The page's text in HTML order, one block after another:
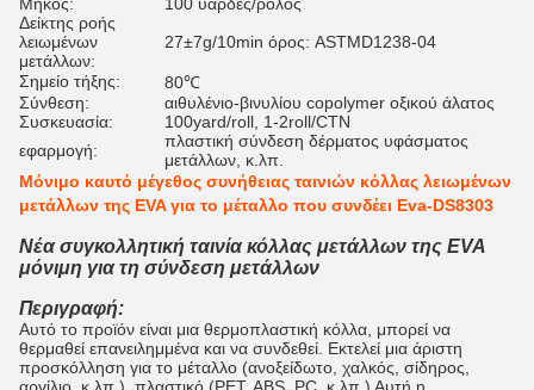
Δείκτης ροής
λειωμένων
μετάλλων:
27±7g/10min όρος: ASTMD1238-04
Σημείο τήξης:
80℃
Σύνθεση:
αιθυλένιο-βινυλίου copolymer οξικού άλατος
Συσκευασία:
100yard/roll, 1-2roll/CTN
εφαρμογή:
πλαστική σύνδεση δέρματος υφάσματος
μετάλλων, κ.λπ.
Μόνιμο καυτό μέγεθος συνήθειας ταινιών κόλλας λειωμένων
μετάλλων της EVA για το μέταλλο που συνδέει Eva-DS8303
Νέα συγκολλητική ταινία κόλλας μετάλλων της EVA
μόνιμη για τη σύνδεση μετάλλων
Περιγραφή:
Αυτό το προϊόν είναι μια θερμοπλαστική κόλλα, μπορεί να
θερμαθεί επανειλημμένα και να συνδεθεί. Εκτελεί μια άριστη
προσκόλληση για το μέταλλο (ανοξείδωτο, χαλκός, σίδηρος,